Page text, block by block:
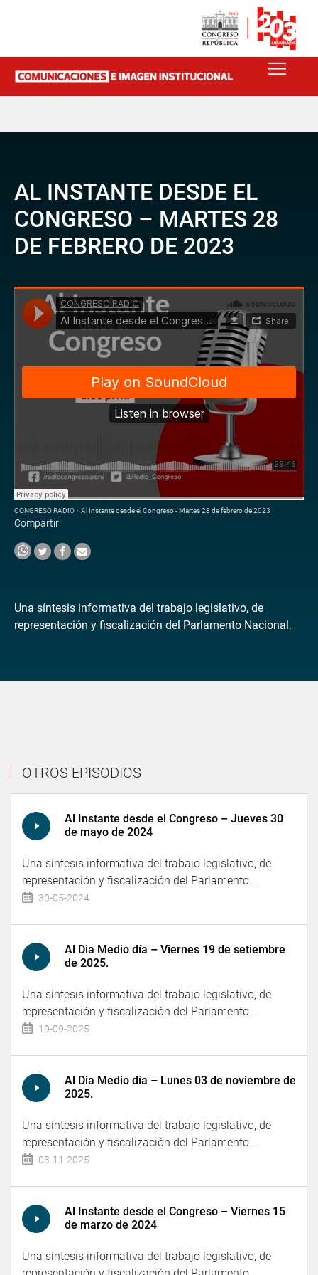
AL INSTANTE DESDE EL
CONGRESO – MARTES 28
DE FEBRERO DE 2023
CONGRESO RADIO · Al Instante desde el Congreso - Martes 28 de febrero de 2023
Compartir
Una síntesis informativa del trabajo legislativo, de
representación y fiscalización del Parlamento Nacional.
OTROS EPISODIOS
Al Instante desde el Congreso – Jueves 30
de mayo de 2024
Una síntesis informativa del trabajo legislativo, de
representación y fiscalización del Parlamento...
30-05-2024
Al Dia Medio día – Viernes 19 de setiembre
de 2025.
Una síntesis informativa del trabajo legislativo, de
representación y fiscalización del Parlamento...
19-09-2025
Al Dia Medio día – Lunes 03 de noviembre de
2025.
Una síntesis informativa del trabajo legislativo, de
representación y fiscalización del Parlamento...
03-11-2025
Al Instante desde el Congreso – Viernes 15
de marzo de 2024
Una síntesis informativa del trabajo legislativo, de